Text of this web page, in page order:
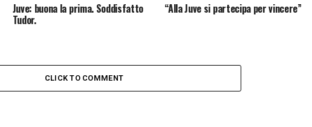
Juve: buona la prima. Soddisfatto
Tudor.
“Alla Juve si partecipa per vincere”
CLICK TO COMMENT